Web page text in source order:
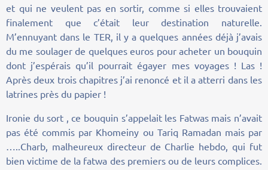
et qui ne veulent pas en sortir, comme si elles trouvaient
finalement que c’était leur destination naturelle.
M’ennuyant dans le TER, il y a quelques années déjà j’avais
du me soulager de quelques euros pour acheter un bouquin
dont j’espérais qu’il pourrait égayer mes voyages ! Las !
Après deux trois chapitres j’ai renoncé et il a atterri dans les
latrines près du papier !
Ironie du sort , ce bouquin s’appelait les Fatwas mais n’avait
pas été commis par Khomeiny ou Tariq Ramadan mais par
…..Charb, malheureux directeur de Charlie hebdo, qui fut
bien victime de la fatwa des premiers ou de leurs complices.